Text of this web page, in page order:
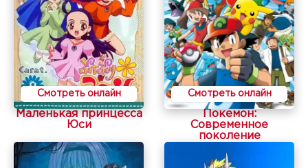
Смотреть онлайн
Маленькая принцесса
Юси
Смотреть онлайн
Покемон:
Современное
поколение